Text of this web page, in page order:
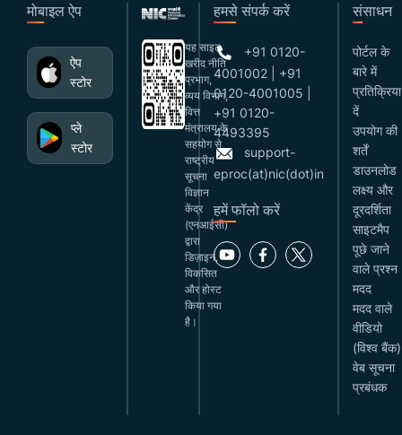
मोबाइल ऐप
ऐप
स्टोर
प्ले
स्टोर
यह साइट
खरीद नीति
प्रभाग,
व्यय विभाग,
वित्त
मंत्रालय के
सहयोग से
राष्ट्रीय
सूचना
विज्ञान
केंद्र
(एनआईसी)
द्वारा
डिज़ाइन,
विकसित
और होस्ट
किया गया
है।
हमसे संपर्क करें
+91 0120-
4001002 | +91
0120-4001005 |
+91 0120-
4493395
support-
eproc(at)nic(dot)in
हमें फॉलो करें
संसाधन
पोर्टल के
बारे में
प्रतिक्रिया
दें
उपयोग की
शर्तें
डाउनलोड
लक्ष्य और
दूरदर्शिता
साइटमैप
पूछे जाने
वाले प्रश्न
मदद
मदद वाले
वीडियो
(विश्व बैंक)
वेब सूचना
प्रबंधक